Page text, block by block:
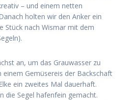
– und einem netten
holten wir den Anker ein
Stück nach Wismar mit dem
an, um das Grauwasser zu
einem Gemüsereis der Backschaft
ein zweites Mal dauerhaft.
die Segel hafenfein gemacht.